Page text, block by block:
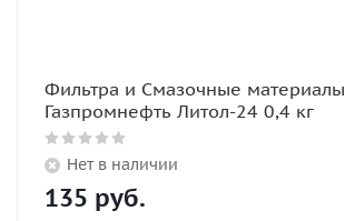
Фильтра и Смазочные материалы
Газпромнефть Литол-24 0,4 кг
Нет в наличии
135 руб.